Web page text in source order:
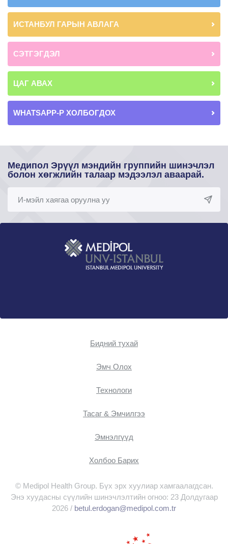
ИСТАНБУЛ ГАРЫН АВЛАГА
СЭТГЭГДЭЛ
ЦАГ АВАХ
WHATSAPP-Р ХОЛБОГДОХ
Медипол Эрүүл мэндийн группийн шинэчлэл
болон хөгжлийн талаар мэдээлэл аваарай.
Бидний тухай
Эмч Oлох
Технологи
Тасаг & Эмчилгээ
Эмнэлгүүд
Холбоо Барих
© Medipol Health Group. Бүх эрх хуулиар хамгаалагдсан.
Энэ хуудасны сүүлийн шинэчлэлтийн огноо: 23 Долдугаар
2026 / betul.erdogan@medipol.com.tr